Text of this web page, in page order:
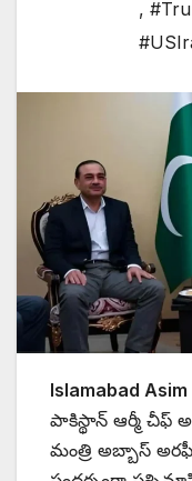
,
Islamabad
పాకిస్థాన్ ఆర్మీ చీఫ్
మంత్రి అబ్బాస్